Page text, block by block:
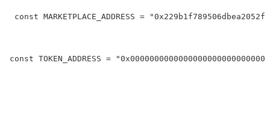
  const MARKETPLACE_ADDRESS
=
const TOKEN_ADDRESS =